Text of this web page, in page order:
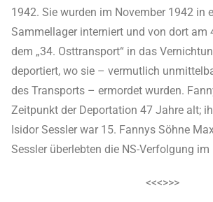
1942. Sie wurden im November 1942 in
Sammellager interniert und von dort am
dem „34. Osttransport“ in das
deportiert, wo sie – vermutlich
des Transports – ermordet wurden.
Zeitpunkt der Deportation 47 Jahre alt;
Isidor Sessler war 15. Fannys Söhne
Sessler überlebten die NS-Verfolgung im
<<<>>>